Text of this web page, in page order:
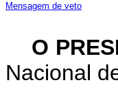
Mensagem de veto
O
Nacional